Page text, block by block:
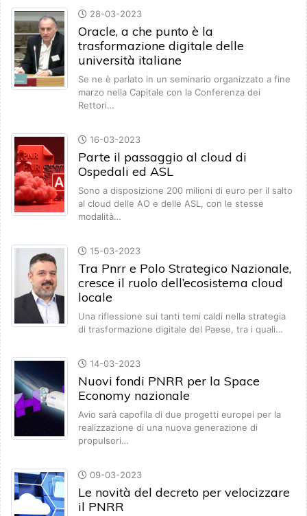
28-03-2023
Oracle, a che punto è la
trasformazione digitale delle
università italiane
Se ne è parlato in un seminario organizzato a fine
marzo nella Capitale con la Conferenza dei
Rettori…
16-03-2023
Parte il passaggio al cloud di
Ospedali ed ASL
Sono a disposizione 200 milioni di euro per il salto
al cloud delle AO e delle ASL, con le stesse
modalità…
15-03-2023
Tra Pnrr e Polo Strategico Nazionale,
cresce il ruolo dell’ecosistema cloud
locale
Una riflessione sui tanti temi caldi nella strategia
di trasformazione digitale del Paese, tra i quali…
14-03-2023
Nuovi fondi PNRR per la Space
Economy nazionale
Avio sarà capofila di due progetti europei per la
realizzazione di una nuova generazione di
propulsori…
09-03-2023
Le novità del decreto per velocizzare
il PNRR